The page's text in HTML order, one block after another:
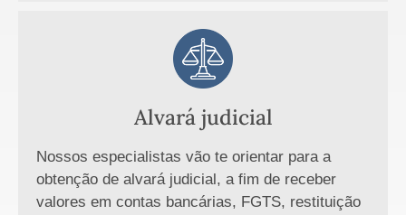
Alvará judicial
Nossos especialistas vão te orientar para a
obtenção de alvará judicial, a fim de receber
valores em contas bancárias, FGTS, restituição